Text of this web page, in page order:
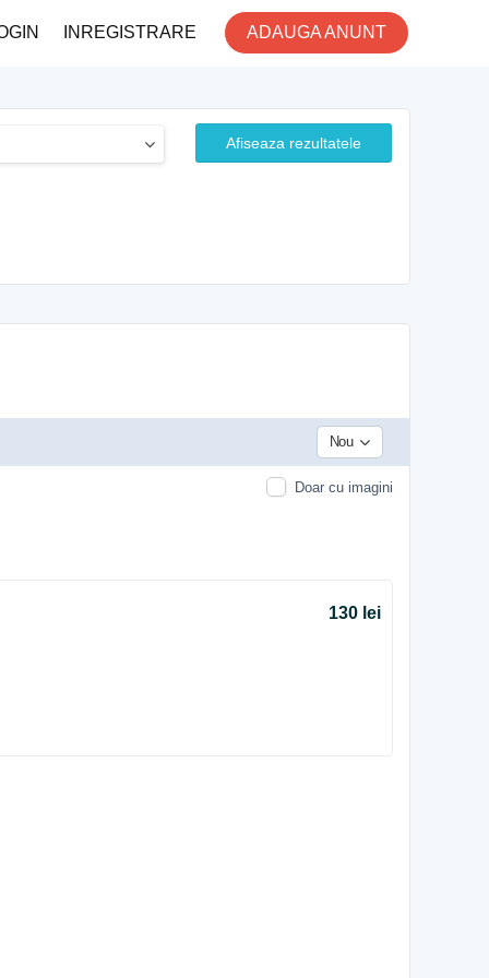
ADAUGA ANUNT
INREGISTRARE
Afiseaza rezultatele
Nou
Doar cu imagini
130 lei